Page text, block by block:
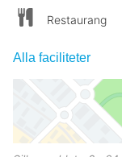
Restaurang
Alla faciliteter